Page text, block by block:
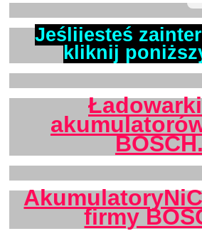
Jeślijesteś
kliknij
firmy